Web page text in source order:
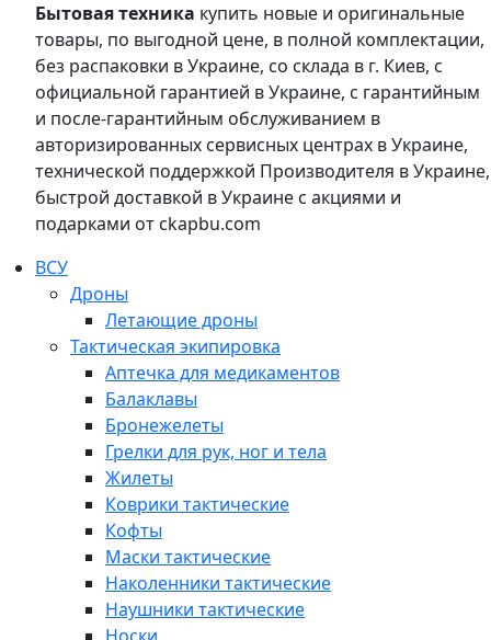
Бытовая техника купить новые и оригинальные
товары, по выгодной цене, в полной комплектации,
без распаковки в Украине, со склада в г. Киев, с
официальной гарантией в Украине, с гарантийным
и после-гарантийным обслуживанием в
авторизированных сервисных центрах в Украине,
технической поддержкой Производителя в Украине,
быстрой доставкой в Украине с акциями и
подарками от ckapbu.com
ВСУ
Дроны
Летающие дроны
Тактическая экипировка
Аптечка для медикаментов
Балаклавы
Бронежелеты
Грелки для рук, ног и тела
Жилеты
Коврики тактические
Кофты
Маски тактические
Наколенники тактические
Наушники тактические